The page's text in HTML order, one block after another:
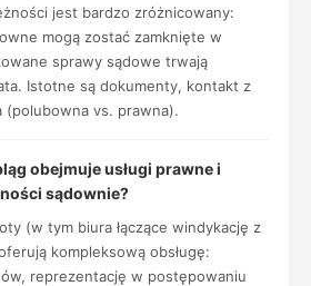
jest bardzo zróżnicowany:
mogą zostać zamknięte w
sprawy sądowe trwają
Istotne są dokumenty, kontakt z
(polubowna vs. prawna).
obejmuje usługi prawne i
sądownie?
(w tym biura łączące windykację z
kompleksową obsługę:
reprezentację w postępowaniu